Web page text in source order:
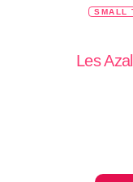
SMALL
Les